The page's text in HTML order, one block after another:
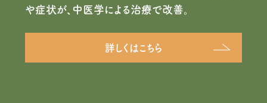
や症状が、中医学による治療で改善。
詳しくはこちら